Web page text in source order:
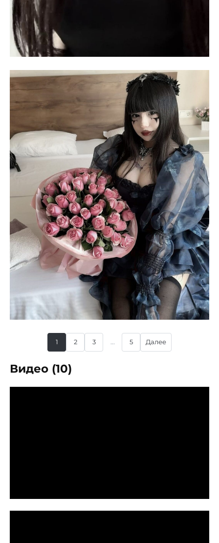
1 2 3 ... 5 Далее
Видео (10)